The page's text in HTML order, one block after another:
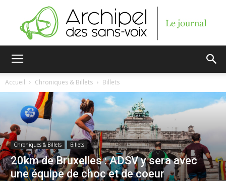
des
sans-
Accueil Chroniques & Billets Billets
Chroniques & Billets Billets
20km de Bruxelles : ADSV y sera avec
une équipe de choc et de coeur